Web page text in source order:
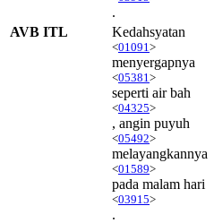
.
AVB ITL
Kedahsyatan
<01091 >
menyergapnya
<05381 >
seperti air bah
<04325>
, angin puyuh
<05492>
melayangkannya
<01589>
pada malam hari
<03915>
.